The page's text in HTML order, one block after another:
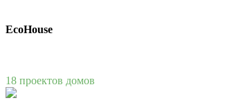
EcoHouse
18 проектов домов